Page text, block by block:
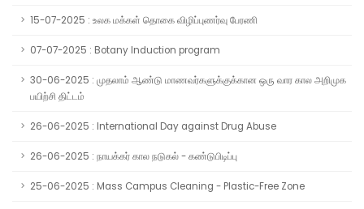
15-07-2025 : உலக மக்கள் தொகை விழிப்புணர்வு பேரணி
07-07-2025 : Botany Induction program
30-06-2025 : முதலாம் ஆண்டு மாணவர்களுக்குக்கான ஒரு வார கால அறிமுக
பயிற்சி திட்டம்
26-06-2025 : International Day against Drug Abuse
26-06-2025 : நாயக்கர் கால நடுகல் - கண்டுபிடிப்பு
25-06-2025 : Mass Campus Cleaning - Plastic-Free Zone